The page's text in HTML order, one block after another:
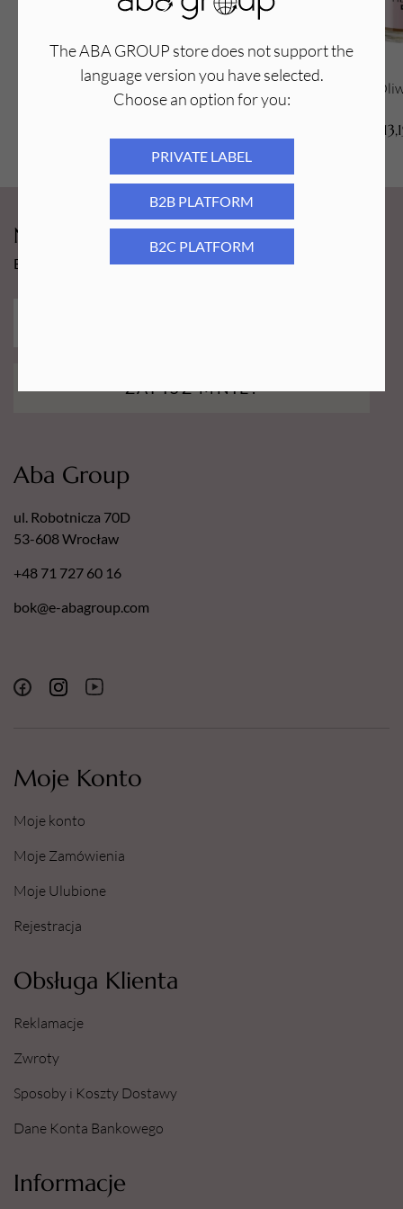
The ABA GROUP store does not support the
language version you have selected.
Choose an option for you:
PRIVATE LABEL
B2B PLATFORM
B2C PLATFORM
Kompozycja zapachowa: hubba bubba
Aba Group Oliwka HER ERA 5 ml Aba Group
Newsy Aba Group!
Bądź na bieżąco i łap promocję tylko dla subskrybentów!
ZAPISZ MNIE!
Moje Konto
Moje konto
Moje Zamówienia
Moje Ulubione
Rejestracja
Obsługa Klienta
Reklamacje
Zwroty
Sposoby i Koszty Dostawy
Dane Konta Bankowego
Informacje
Aba Group
ul. Robotnicza 70D
53-608 Wrocław
+48 71 727 60 16
bok@e-abagroup.com